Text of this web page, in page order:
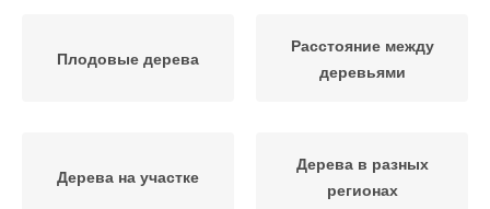
Плодовые дерева
Расстояние между
деревьями
Дерева на участке
Дерева в разных
регионах